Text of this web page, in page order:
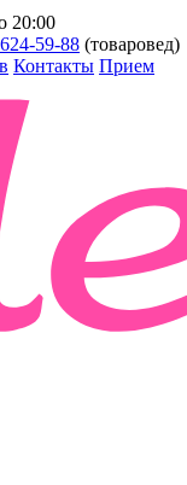
20:00
59-88 (товаровед)
Контакты Прием